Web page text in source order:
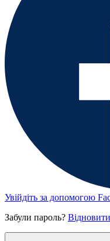
Увійдіть за допомогою
Забули пароль? Відновити